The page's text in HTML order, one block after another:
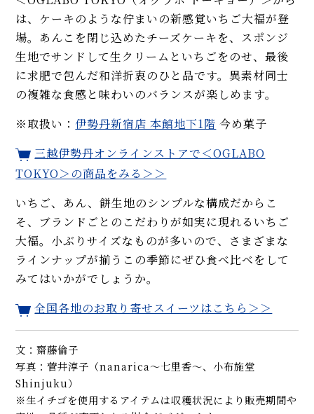
は、ケーキのような佇まいの新感覚いちご大福が登
場。あんこを閉じ込めたチーズケーキを、スポンジ
生地でサンドして生クリームといちごをのせ、最後
に求肥で包んだ和洋折衷のひと品です。異素材同士
の複雑な食感と味わいのバランスが楽しめます。
※取扱い： 伊勢丹新宿店 本館地下1階 今め菓子
三越伊勢丹オンラインストアで＜OGLABO
TOKYO＞の商品をみる＞＞
いちご、あん、餅生地のシンプルな構成だからこ
そ、ブランドごとのこだわりが如実に現れるいちご
大福。小ぶりサイズなものが多いので、さまざまな
ラインナップが揃うこの季節にぜひ食べ比べをして
みてはいかがでしょうか。
全国各地のお取り寄せスイーツはこちら＞＞
文：齋藤倫子
写真：菅井淳子（nanarica～七里香～、小布施堂
Shinjuku）
※生イチゴを使用するアイテムは収穫状況により販売期間や